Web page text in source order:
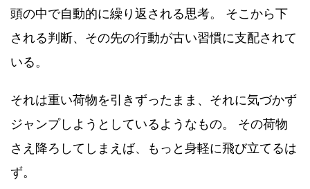
頭の中で自動的に繰り返される思考。 そこから下
される判断、その先の行動が古い習慣に支配されて
いる。
それは重い荷物を引きずったまま、それに気づかず
ジャンプしようとしているようなもの。 その荷物
さえ降ろしてしまえば、もっと身軽に飛び立てるは
ず。